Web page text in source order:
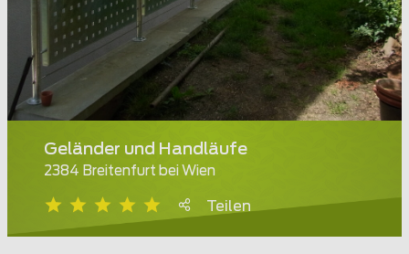
Geländer und Handläufe
2384 Breitenfurt bei Wien
Teilen